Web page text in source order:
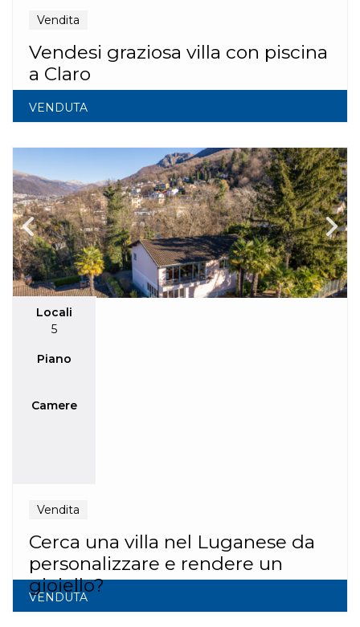
Vendita
Vendesi graziosa villa con piscina
a Claro
VENDUTA
Locali
5
Piano
Camere
Vendita
Cerca una villa nel Luganese da
personalizzare e rendere un
gioiello?
VENDUTA